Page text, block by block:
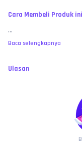
Cara Membeli Produk ini
...
Baca selengkapnya
Ulasan